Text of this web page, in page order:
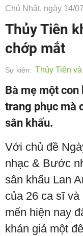
Chủ Nhật, ngày 14/
Thủy Tiên
chớp mắt
Sự kiện: Thủy Tiên
Bà mẹ một
trang phục mà
sân khấu.
Với chủ đề
nhạc & Bước
sân khấu Lan
của 26 ca sĩ
mến hiện nay
khán giả một